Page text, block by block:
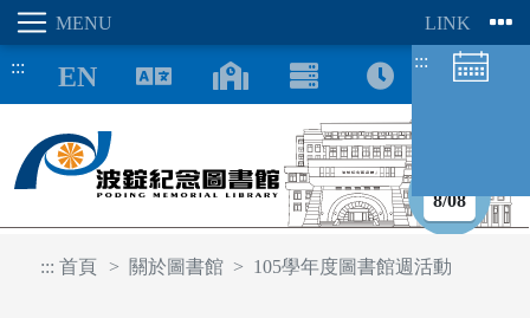
:::
8/08
:::
::: 首頁 關於圖書館 105學年度圖書館週活動